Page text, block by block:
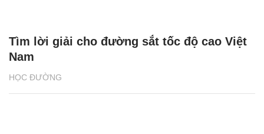
HỌC ĐƯỜNG
Tìm lời giải cho đường sắt tốc độ cao Việt
Nam